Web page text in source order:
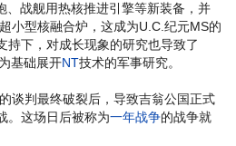
、战舰用热核推进引擎等新装备，并
小型核融合炉，这成为U.C.纪元MS的
持下，对成长现象的研究也导致了
基础展开NT技术的军事研究。
谈判最终破裂后，导致吉翁公国正式
。这场日后被称为一年战争的战争就